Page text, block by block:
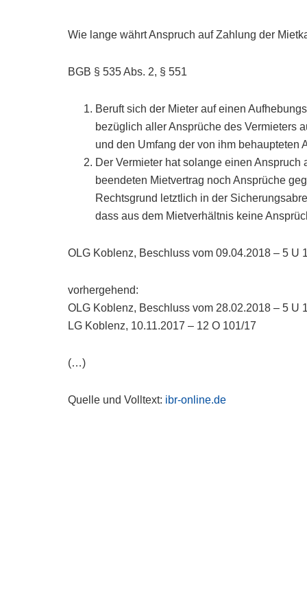
Wie lange währt Anspruch auf Zahlung der
BGB § 535 Abs. 2, § 551
Beruft sich der Mieter auf einen
bezüglich aller Ansprüche des Vermieters
und den Umfang der von ihm behaupteten
Der Vermieter hat solange einen
beendeten Mietvertrag noch Ansprüche
Rechtsgrund letztlich in der
dass aus dem Mietverhältnis keine
OLG Koblenz, Beschluss vom 09.04.2018 – 5 U
vorhergehend:
OLG Koblenz, Beschluss vom 28.02.2018 – 5 U
LG Koblenz, 10.11.2017 – 12 O 101/17
(…)
Quelle und Volltext: ibr-online.de